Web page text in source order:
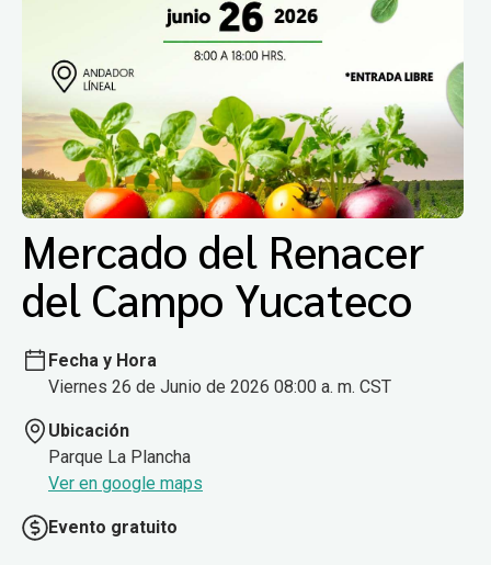
Mercado del Renacer
del Campo Yucateco
Fecha y Hora
Viernes 26 de Junio de 2026 08:00 a. m. CST
Ubicación
Parque La Plancha
Ver en google maps
Evento gratuito